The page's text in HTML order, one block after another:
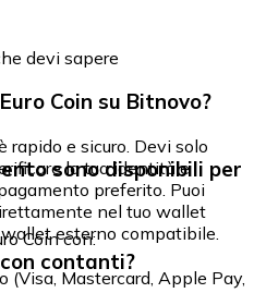
devi sapere
Coin su Bitnovo?
rapido e sicuro. Devi solo
la tua identità e
preferito. Puoi
nel tuo wallet
esterno compatibile.
sono disponibili per
Coin con:
(Visa, Mastercard, Apple Pay,
contanti?